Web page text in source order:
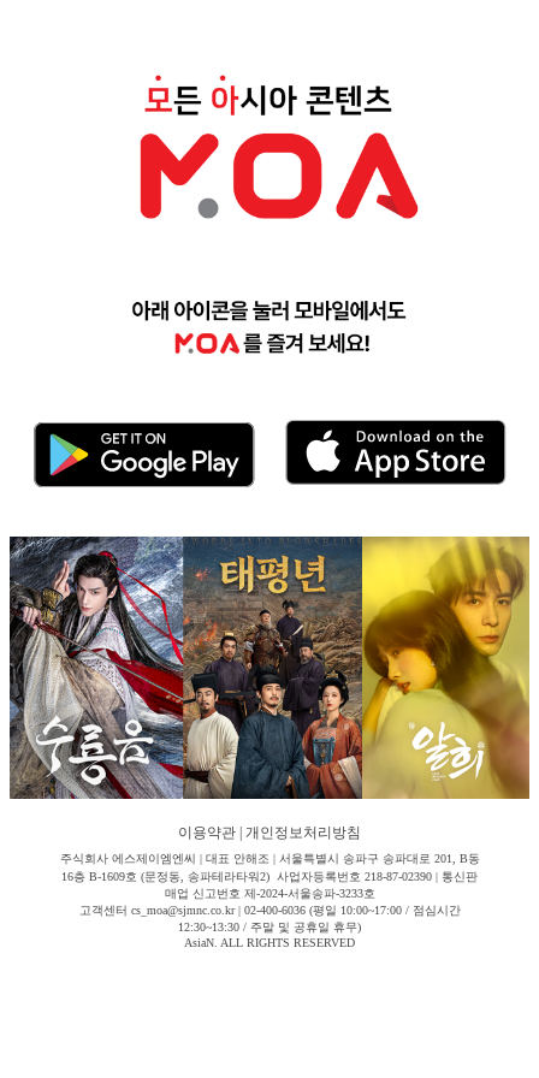
이용약관 개인정보처리방침
주식회사 에스제이엠엔씨 | 대표 안해조 | 서울특별시 송파구 송파대로 201, B동
16층 B-1609호 (문정동, 송파테라타워2) 사업자등록번호 218-87-02390 | 통신판
매업 신고번호 제-2024-서울송파-3233호
고객센터 cs_moa@sjmnc.co.kr | 02-400-6036 (평일 10:00~17:00 / 점심시간
12:30~13:30 / 주말 및 공휴일 휴무)
AsiaN. ALL RIGHTS RESERVED